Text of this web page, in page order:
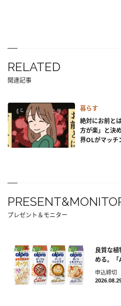
RELATED
関連記事
暮らす
絶対にお前と
方が楽」と決
界OLがマッチ
プレゼント＆モニター
良質な
める。「
申込締切